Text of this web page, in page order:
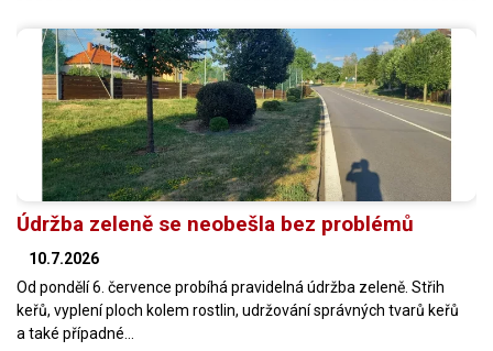
Údržba zeleně se neobešla bez problémů
10.7.2026
Od pondělí 6. července probíhá pravidelná údržba zeleně. Střih
keřů, vyplení ploch kolem rostlin, udržování správných tvarů keřů
a také případné…